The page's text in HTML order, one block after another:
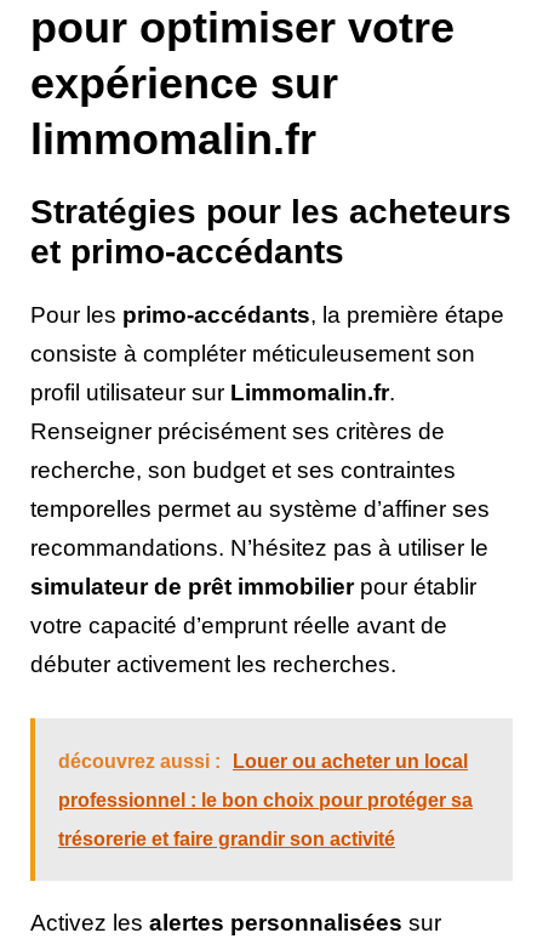
pour optimiser votre
expérience sur
limmomalin.fr
Stratégies pour les acheteurs
et primo-accédants
Pour les primo-accédants, la première étape
consiste à compléter méticuleusement son
profil utilisateur sur Limmomalin.fr.
Renseigner précisément ses critères de
recherche, son budget et ses contraintes
temporelles permet au système d’affiner ses
recommandations. N’hésitez pas à utiliser le
simulateur de prêt immobilierpour établir
votre capacité d’emprunt réelle avant de
débuter activement les recherches.
découvrez aussi :
Louer ou acheter un local
professionnel : le bon choix pour protéger sa
trésorerie et faire grandir son activité
Activez les alertes personnalisées sur